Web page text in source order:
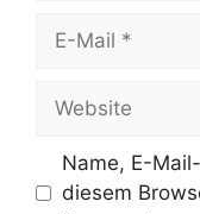
Website
Name, E-
diesem